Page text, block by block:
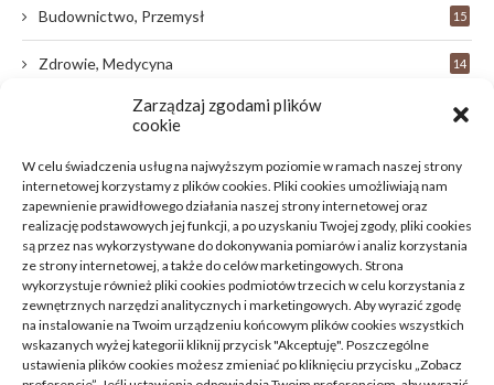
Zarządzaj zgodami plików
cookie
W celu świadczenia usług na najwyższym poziomie w ramach naszej strony
internetowej korzystamy z plików cookies. Pliki cookies umożliwiają nam
zapewnienie prawidłowego działania naszej strony internetowej oraz
realizację podstawowych jej funkcji, a po uzyskaniu Twojej zgody, pliki cookies
są przez nas wykorzystywane do dokonywania pomiarów i analiz korzystania
ze strony internetowej, a także do celów marketingowych. Strona
wykorzystuje również pliki cookies podmiotów trzecich w celu korzystania z
zewnętrznych narzędzi analitycznych i marketingowych. Aby wyrazić zgodę
na instalowanie na Twoim urządzeniu końcowym plików cookies wszystkich
wskazanych wyżej kategorii kliknij przycisk "Akceptuję". Poszczególne
ustawienia plików cookies możesz zmieniać po kliknięciu przycisku „Zobacz
Budownictwo, Przemysł 15
Zdrowie, Medycyna 14
Edukacja, Rozrywka 33
Motoryzacja, Transport
Technologie
Uroda, Moda 9
Turystyka, Aktywność 7
Moda, Lifestyle